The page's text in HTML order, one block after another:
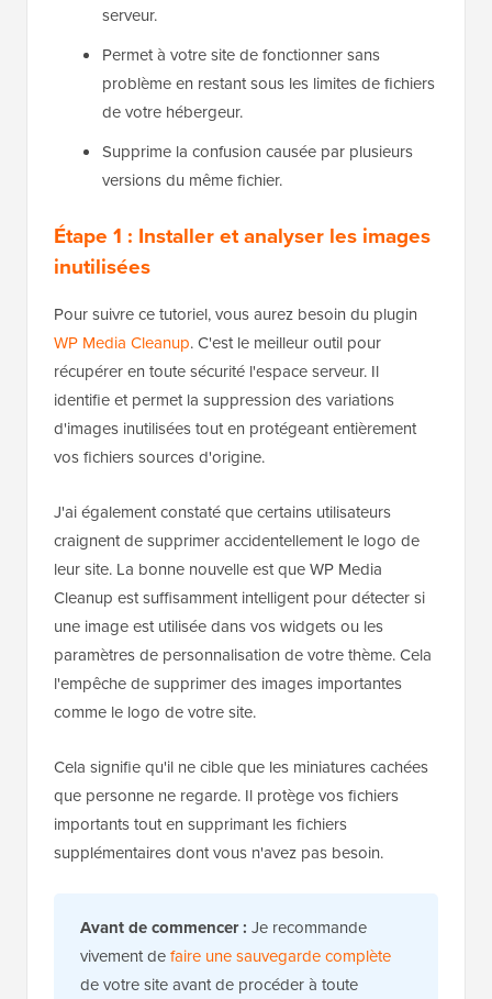
serveur.
Permet à votre site de fonctionner sans
problème en restant sous les limites de fichiers
de votre hébergeur.
Supprime la confusion causée par plusieurs
versions du même fichier.
Étape 1 : Installer et analyser les images
inutilisées
Pour suivre ce tutoriel, vous aurez besoin du plugin
WP Media Cleanup. C'est le meilleur outil pour
récupérer en toute sécurité l'espace serveur. Il
identifie et permet la suppression des variations
d'images inutilisées tout en protégeant entièrement
vos fichiers sources d'origine.
J'ai également constaté que certains utilisateurs
craignent de supprimer accidentellement le logo de
leur site. La bonne nouvelle est que WP Media
Cleanup est suffisamment intelligent pour détecter si
une image est utilisée dans vos widgets ou les
paramètres de personnalisation de votre thème. Cela
l'empêche de supprimer des images importantes
comme le logo de votre site.
Cela signifie qu'il ne cible que les miniatures cachées
que personne ne regarde. Il protège vos fichiers
importants tout en supprimant les fichiers
supplémentaires dont vous n'avez pas besoin.
Avant de commencer : Je recommande
vivement defaire une sauvegarde complète
de votre site avant de procéder à toute